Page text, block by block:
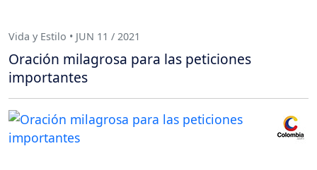
Vida y Estilo • JUN 11 / 2021
Oración milagrosa para las peticiones
importantes